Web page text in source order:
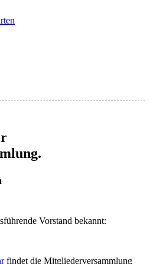
Vorstand bekannt:
findet die Mitgliederversammlung